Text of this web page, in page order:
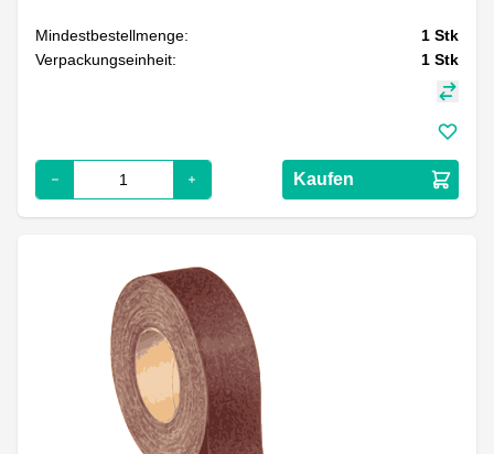
Mindestbestellmenge: 1 Stk
Verpackungseinheit:
1 Stk
Kaufen